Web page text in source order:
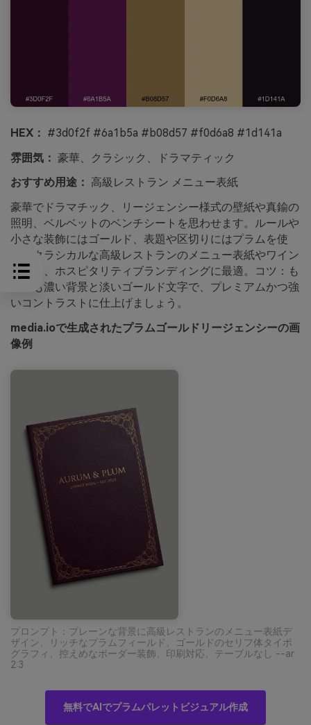
HEX： #3d0f2f #6a1b5a #b08d57 #f0d6a8 #1d141a
雰囲気： 豪華、クラシック、ドラマティック
おすすめ用途： 高級レストラン メニュー表紙
豪華でドラマチック、リージェンシー様式の壁紙や真鍮の
照明、ベルベットのベンチシートを思わせます。ルールや
小さな装飾にはゴールド、表題や区切りにはプラムを使
用。クラシカルな高級レストランのメニュー表紙やワイン
リスト、ホスピタリティブランディングに最適。コツ：も
っとも濃い背景と淡いゴールド文字で、プレミアムかつ強
いコントラストに仕上げましょう。
media.ioで生成されたプラムゴールドリージェンシーの画
像例
プロンプト：プレーンな背景に高級レストランのメニュー表紙デ
ザイン、リッチなプラムフィールド、ゴールドのセリフ体タイポ
グラフィ、控えめなボーダー装飾、印刷対応、テーブルなし --ar
2:3
無料でAIでプラムパレットビジュアル作成